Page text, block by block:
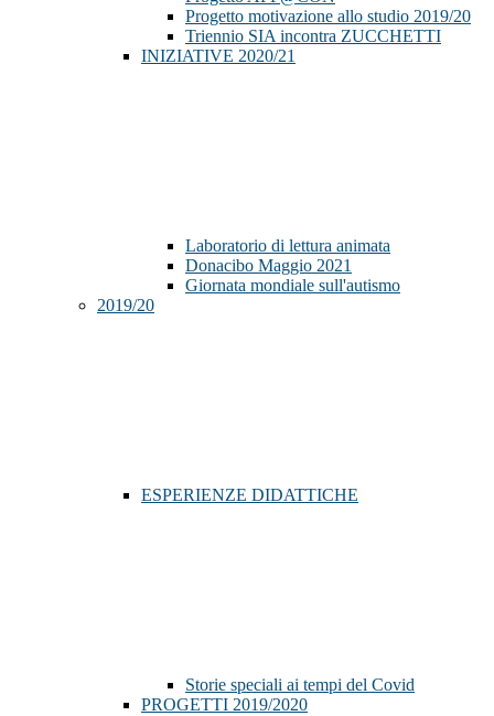
Progetto motivazione allo studio 2019/20
Triennio SIA incontra ZUCCHETTI
INIZIATIVE 2020/21
Laboratorio di lettura animata
Donacibo Maggio 2021
Giornata mondiale sull'autismo
2019/20
ESPERIENZE DIDATTICHE
Storie speciali ai tempi del Covid
PROGETTI 2019/2020